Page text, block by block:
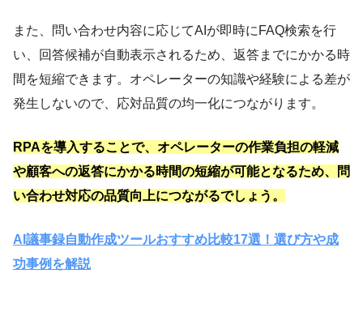
また、問い合わせ内容に応じてAIが即時にFAQ検索を行
い、回答候補が自動表示されるため、返答までにかかる時
間を短縮できます。オペレーターの知識や経験による差が
発生しないので、応対品質の均一化につながります。
RPAを導入することで、オペレーターの作業負担の軽減
や顧客への返答にかかる時間の短縮が可能となるため、問
い合わせ対応の品質向上につながるでしょう。
AI議事録自動作成ツールおすすめ比較17選！選び方や成
功事例を解説